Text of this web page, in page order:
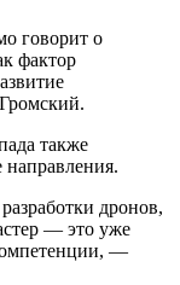
говорит о
фактор
также
дронов,
— это уже
—